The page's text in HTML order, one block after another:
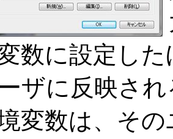
数に設定し
ザに反映さ
変数は、そ